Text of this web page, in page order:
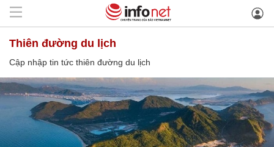
thiên đường du lịch
Cập nhập tin tức thiên đường du lịch